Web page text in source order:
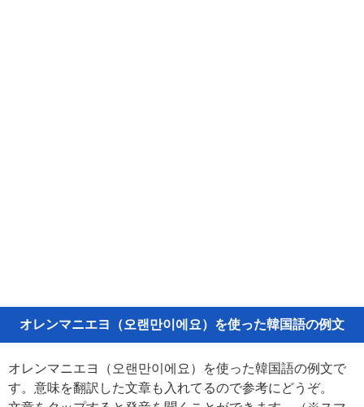
オレンマニエヨ（오랜만이에요）を使った韓国語の例文
オレンマニエヨ（오랜만이에요）を使った韓国語の例文で
す。意味を翻訳した文章も入れてるので参考にどうぞ。